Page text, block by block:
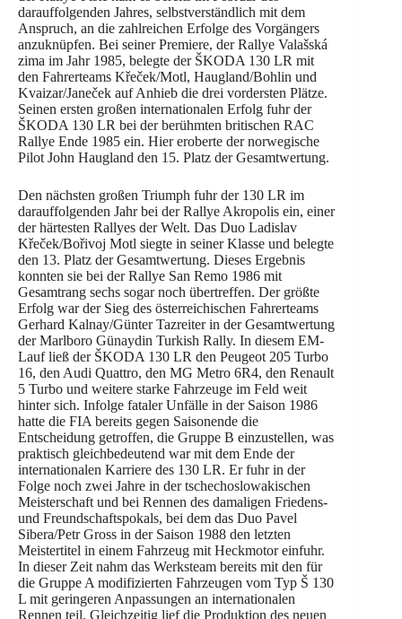
darauffolgenden Jahres, selbstverständlich mit dem
Anspruch, an die zahlreichen Erfolge des Vorgängers
anzuknüpfen. Bei seiner Premiere, der Rallye Valašská
zima im Jahr 1985, belegte der ŠKODA 130 LR mit
den Fahrerteams Křeček/Motl, Haugland/Bohlin und
Kvaizar/Janeček auf Anhieb die drei vordersten Plätze.
Seinen ersten großen internationalen Erfolg fuhr der
ŠKODA 130 LR bei der berühmten britischen RAC
Rallye Ende 1985 ein. Hier eroberte der norwegische
Pilot John Haugland den 15. Platz der Gesamtwertung.
Den nächsten großen Triumph fuhr der 130 LR im
darauffolgenden Jahr bei der Rallye Akropolis ein, einer
der härtesten Rallyes der Welt. Das Duo Ladislav
Křeček/Bořivoj Motl siegte in seiner Klasse und belegte
den 13. Platz der Gesamtwertung. Dieses Ergebnis
konnten sie bei der Rallye San Remo 1986 mit
Gesamtrang sechs sogar noch übertreffen. Der größte
Erfolg war der Sieg des österreichischen Fahrerteams
Gerhard Kalnay/Günter Tazreiter in der Gesamtwertung
der Marlboro Günaydin Turkish Rally. In diesem EM-
Lauf ließ der ŠKODA 130 LR den Peugeot 205 Turbo
16, den Audi Quattro, den MG Metro 6R4, den Renault
5 Turbo und weitere starke Fahrzeuge im Feld weit
hinter sich. Infolge fataler Unfälle in der Saison 1986
hatte die FIA bereits gegen Saisonende die
Entscheidung getroffen, die Gruppe B einzustellen, was
praktisch gleichbedeutend war mit dem Ende der
internationalen Karriere des 130 LR. Er fuhr in der
Folge noch zwei Jahre in der tschechoslowakischen
Meisterschaft und bei Rennen des damaligen Friedens-
und Freundschaftspokals, bei dem das Duo Pavel
Sibera/Petr Gross in der Saison 1988 den letzten
Meistertitel in einem Fahrzeug mit Heckmotor einfuhr.
In dieser Zeit nahm das Werksteam bereits mit den für
die Gruppe A modifizierten Fahrzeugen vom Typ Š 130
L mit geringeren Anpassungen an internationalen
Rennen teil. Gleichzeitig lief die Produktion des neuen